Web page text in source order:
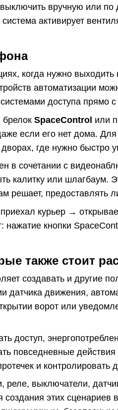
вручную или по
активирует
когда нужно
автоматизации
доступа прямо
SpaceControl или
если его нет дома.
где нужно быстро
в сочетании с
калитку или шлагбаум.
решает, предоставлять
курьер →
кнопки
также стоит
создавать и другие
датчика движения,
ворот или
доступ,
повседневные
и контролировать
выключатели,
этих сценариев